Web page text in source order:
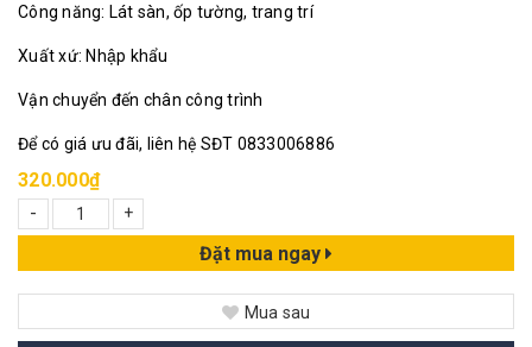
Công năng: Lát sàn, ốp tường, trang trí
Xuất xứ: Nhập khẩu
Vận chuyển đến chân công trình
Để có giá ưu đãi, liên hệ SĐT 0833006886
320.000₫
-
+
Đặt mua ngay
Mua sau